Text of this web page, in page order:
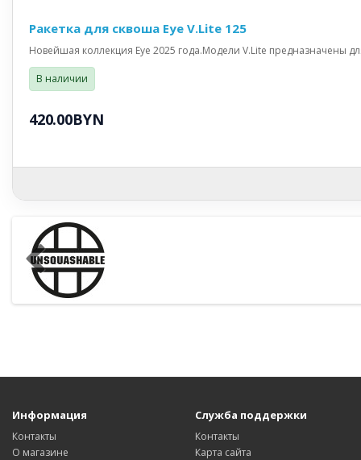
Ракетка для сквоша Eye V.Lite 125
Новейшая коллекция Eye 2025 года.Модели V.Lite предназначены
В наличии
420.00BYN
Информация
Контакты
О магазине
Служба поддержки
Контакты
Карта сайта